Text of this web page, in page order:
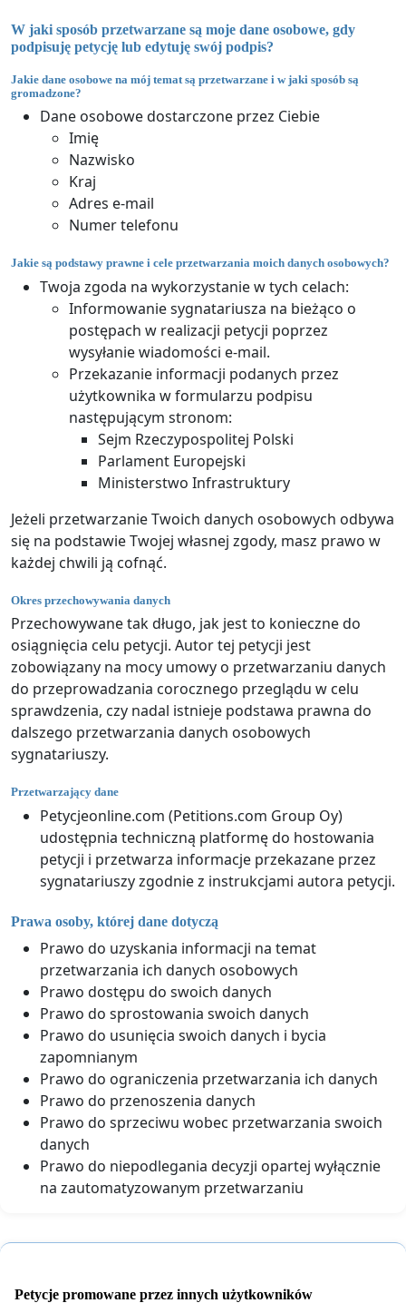
W jaki sposób przetwarzane są moje dane osobowe, gdy
podpisuję petycję lub edytuję swój podpis?
Jakie dane osobowe na mój temat są przetwarzane i w jaki sposób są
gromadzone?
Dane osobowe dostarczone przez Ciebie
Imię
Nazwisko
Kraj
Adres e-mail
Numer telefonu
Jakie są podstawy prawne i cele przetwarzania moich danych osobowych?
Twoja zgoda na wykorzystanie w tych celach:
Informowanie sygnatariusza na bieżąco o
postępach w realizacji petycji poprzez
wysyłanie wiadomości e-mail.
Przekazanie informacji podanych przez
użytkownika w formularzu podpisu
następującym stronom:
Sejm Rzeczypospolitej Polski
Parlament Europejski
Ministerstwo Infrastruktury
Jeżeli przetwarzanie Twoich danych osobowych odbywa
się na podstawie Twojej własnej zgody, masz prawo w
każdej chwili ją cofnąć.
Okres przechowywania danych
Przechowywane tak długo, jak jest to konieczne do
osiągnięcia celu petycji. Autor tej petycji jest
zobowiązany na mocy umowy o przetwarzaniu danych
do przeprowadzania corocznego przeglądu w celu
sprawdzenia, czy nadal istnieje podstawa prawna do
dalszego przetwarzania danych osobowych
sygnatariuszy.
Przetwarzający dane
Petycjeonline.com (Petitions.com Group Oy)
udostępnia techniczną platformę do hostowania
petycji i przetwarza informacje przekazane przez
sygnatariuszy zgodnie z instrukcjami autora petycji.
Prawa osoby, której dane dotyczą
Prawo do uzyskania informacji na temat
przetwarzania ich danych osobowych
Prawo dostępu do swoich danych
Prawo do sprostowania swoich danych
Prawo do usunięcia swoich danych i bycia
zapomnianym
Prawo do ograniczenia przetwarzania ich danych
Prawo do przenoszenia danych
Prawo do sprzeciwu wobec przetwarzania swoich
danych
Prawo do niepodlegania decyzji opartej wyłącznie
na zautomatyzowanym przetwarzaniu
Petycje promowane przez innych użytkowników